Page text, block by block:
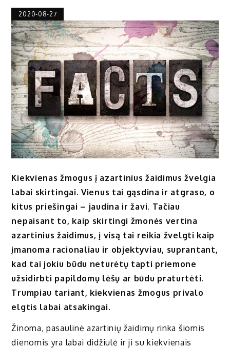
2020-08-27
Kiekvienas žmogus į azartinius žaidimus žvelgia
labai skirtingai. Vienus tai gąsdina ir atgraso, o
kitus priešingai – jaudina ir žavi. Tačiau
nepaisant to, kaip skirtingi žmonės vertina
azartinius žaidimus, į visą tai reikia žvelgti kaip
įmanoma racionaliau ir objektyviau, suprantant,
kad tai jokiu būdu neturėtų tapti priemone
užsidirbti papildomų lėšų ar būdu praturtėti.
Trumpiau tariant, kiekvienas žmogus privalo
elgtis labai atsakingai.
Žinoma, pasaulinė azartinių žaidimų rinka šiomis
dienomis yra labai didžiulė ir ji su kiekvienais